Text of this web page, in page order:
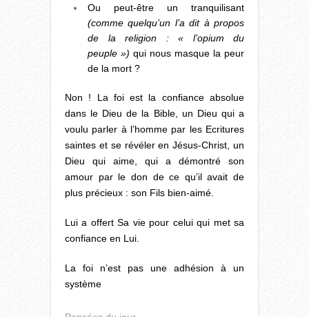
Ou peut-être un tranquilisant
(comme quelqu’un l’a dit à propos
de la religion : « l’opium du
peuple ») qui nous masque la peur
de la mort ?
Non ! La foi est la confiance absolue
dans le Dieu de la Bible, un Dieu qui a
voulu parler à l’homme par les Ecritures
saintes et se révéler en Jésus-Christ, un
Dieu qui aime, qui a démontré son
amour par le don de ce qu’il avait de
plus précieux : son Fils bien-aimé.
Lui a offert Sa vie pour celui qui met sa
confiance en Lui.
La foi n’est pas une adhésion à un
système